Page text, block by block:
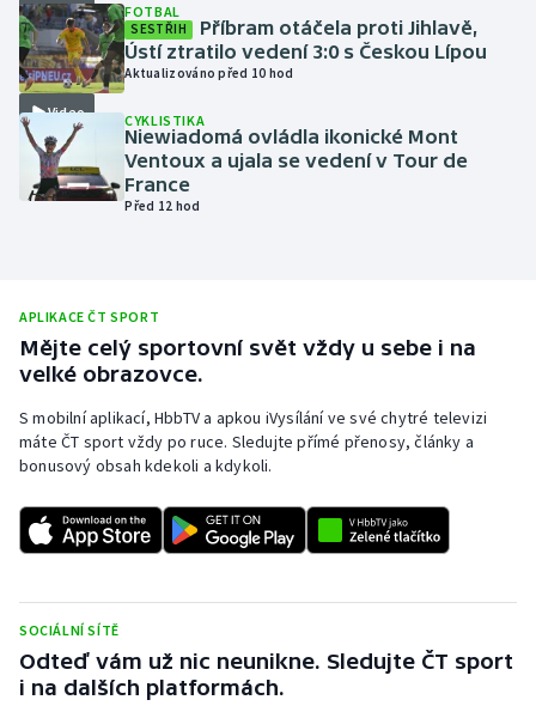
Moderní pětiboj
Motorsport
Olympijské hry
Parasport
Plážový volejbal
Ragby
Rychlobruslení
Rychlostní kanoistika
Short track
Sportovní střelba
Stolní tenis
Video
FOTBAL
SESTŘIH
Příbram otáčela proti Jihlavě,
Ústí ztratilo vedení 3:0 s Českou Lípou
Aktualizováno před 10 hod
CYKLISTIKA
Niewiadomá ovládla ikonické Mont
Ventoux a ujala se vedení v Tour de
France
Před 12 hod
APLIKACE ČT SPORT
Mějte celý sportovní svět vždy u sebe i na
velké obrazovce.
S mobilní aplikací, HbbTV a apkou iVysílání ve své chytré televizi
máte ČT sport vždy po ruce. Sledujte přímé přenosy, články a
bonusový obsah kdekoli a kdykoli.
SOCIÁLNÍ SÍTĚ
Odteď vám už nic neunikne. Sledujte ČT sport
i na dalších platformách.